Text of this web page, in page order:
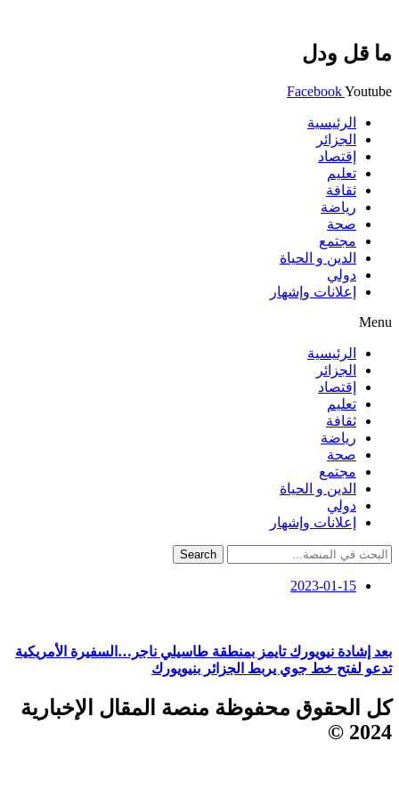
ما قل ودل
FacebookYoutube
الرئيسية
الجزائر
إقتصاد
تعليم
ثقافة
رياضة
صحة
مجتمع
الدين و الحياة
دولي
إعلانات وإشهار
Menu
الرئيسية
الجزائر
إقتصاد
تعليم
ثقافة
رياضة
صحة
مجتمع
الدين و الحياة
دولي
إعلانات وإشهار
Search
2023-01-15
بعد إشادة نيويورك تايمز بمنطقة طاسيلي ناجر…السفيرة الأمريكية
تدعو لفتح خط جوي يربط الجزائر بنيويورك
كل الحقوق محفوظة منصة المقال الإخبارية
2024 ©